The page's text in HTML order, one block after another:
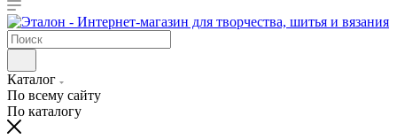
Каталог
По всему сайту
По каталогу